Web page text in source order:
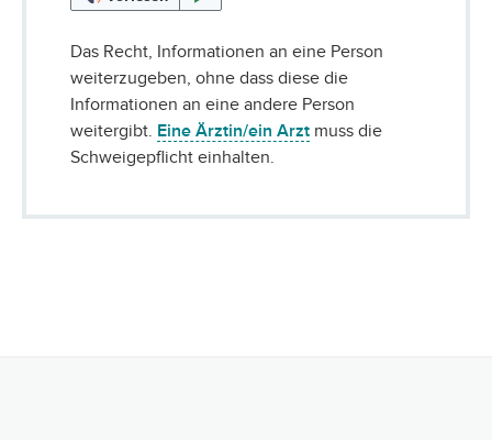
Das Recht, Informationen an eine Person
weiterzugeben, ohne dass diese die
Informationen an eine andere Person
weitergibt. Eine Ärztin/ein Arzt muss die
Schweigepflicht einhalten.